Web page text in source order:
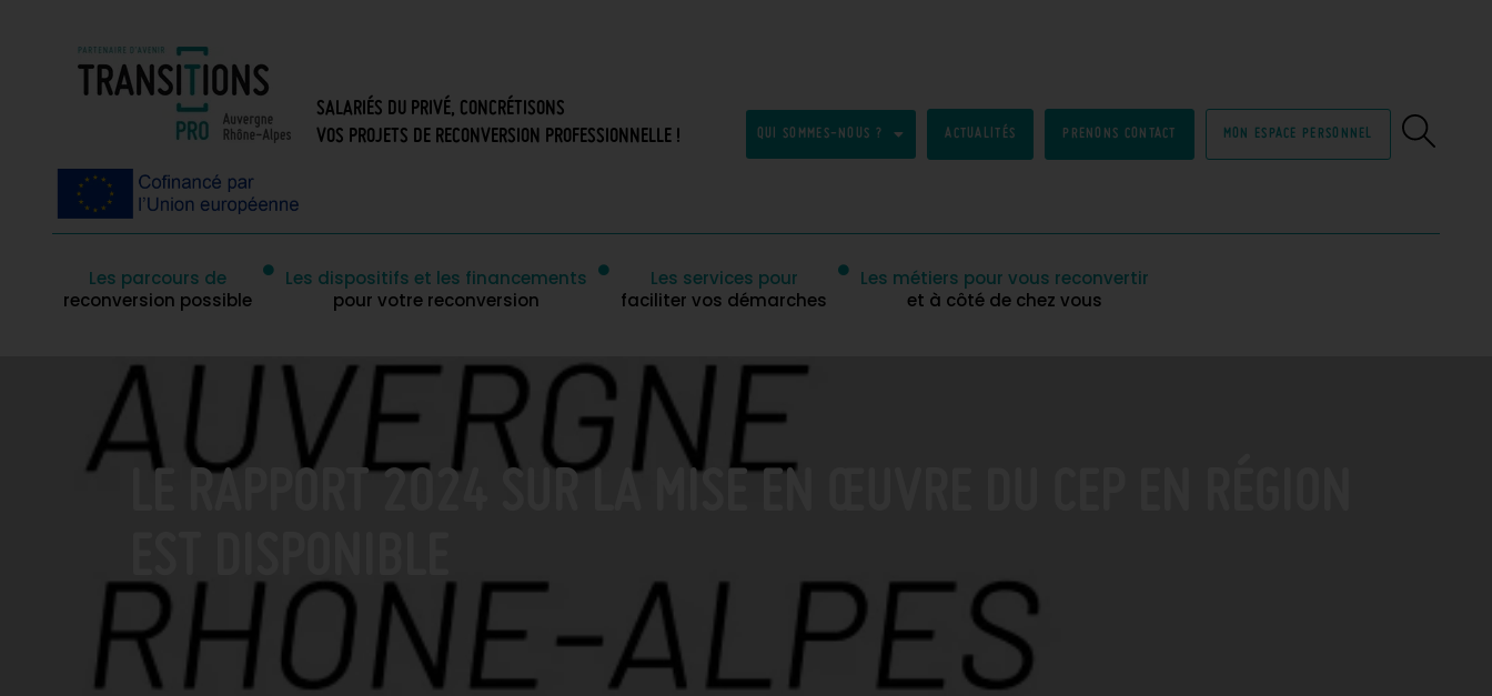
SALARIÉS DU PRIVÉ, CONCRÉTISONS
VOS PROJETS DE RECONVERSION PROFESSIONNELLE !
QUI SOMMES-NOUS ? ACTUALITÉS PRENONS CONTACT MON ESPACE PERSONNEL
Les parcours de
reconversion possible
Les dispositifs et les financements
pour votre reconversion
Les services pour
faciliter vos démarches
Les métiers pour vous reconvertir
et à côté de chez vous